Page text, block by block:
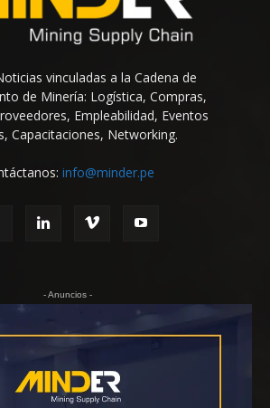
vinculadas a la Cadena de
de Minería: Logística, Compras,
Empleabilidad, Eventos
Capacitaciones, Networking.
info@minder.pe
- Anuncios -